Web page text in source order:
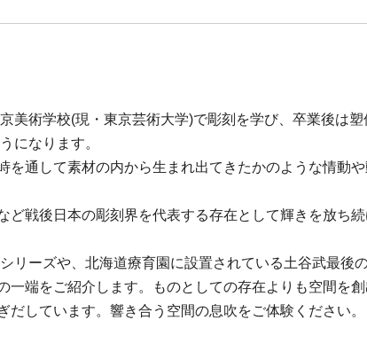
術学校(現・東京芸術大学)で彫刻を学び、卒業後は
になります。
通して素材の内から生まれ出てきたかのような情動
戦後日本の彫刻界を代表する存在として輝きを放ち
リーズや、北海道療育園に設置されている土谷武最後
端をご紹介します。ものとしての存在よりも空間を
しています。響き合う空間の息吹をご体験ください。